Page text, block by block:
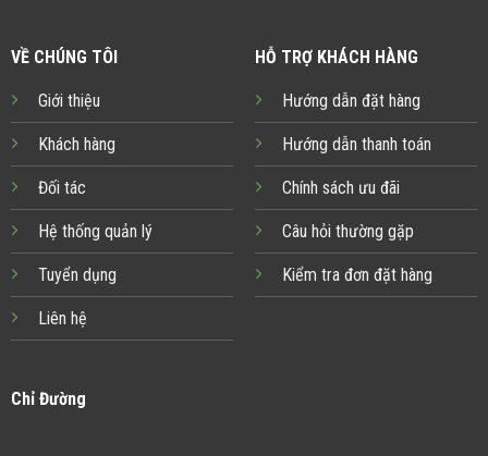
VỀ CHÚNG TÔI
Giới thiệu
Khách hàng
Đối tác
Hệ thống quản lý
Tuyển dụng
Liên hệ
HỖ TRỢ KHÁCH HÀNG
Hướng dẫn đặt hàng
Hướng dẫn thanh toán
Chính sách ưu đãi
Câu hỏi thường gặp
Kiểm tra đơn đặt hàng
Chỉ Đường